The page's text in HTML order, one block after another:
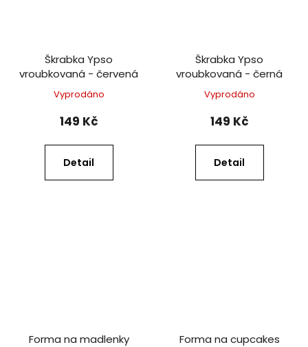
Škrabka Ypso
vroubkovaná - červená
Vyprodáno
149 Kč
Detail
Škrabka Ypso
vroubkovaná - černá
Vyprodáno
149 Kč
Detail
Forma na madlenky Forma na cupcakes